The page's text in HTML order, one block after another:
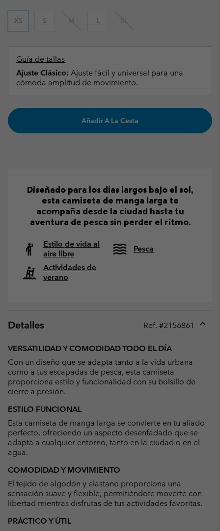
XS S M L XL
Guía de tallas
Ajuste Clásico: Ajuste fácil y universal para una
cómoda amplitud de movimiento.
Añadir A La Cesta
Diseñado para los días largos bajo el sol,
esta camiseta de manga larga te
acompaña desde la ciudad hasta tu
aventura de pesca sin perder el ritmo.
Estilo de vida al
aire libre
Pesca
Actividades de
verano
Detalles Ref. #2156861
VERSATILIDAD Y COMODIDAD TODO EL DÍA
Con un diseño que se adapta tanto a la vida urbana
como a tus escapadas de pesca, esta camiseta
proporciona estilo y funcionalidad con su bolsillo de
cierre a presión.
ESTILO FUNCIONAL
Esta camiseta de manga larga se convierte en tu aliado
perfecto, ofreciendo un aspecto desenfadado que se
adapta a cualquier entorno, tanto en la ciudad o en el
agua.
COMODIDAD Y MOVIMIENTO
El tejido de algodón y elastano proporciona una
sensación suave y flexible, permitiéndote moverte con
libertad mientras disfrutas de tus actividades favoritas.
PRÁCTICO Y ÚTIL